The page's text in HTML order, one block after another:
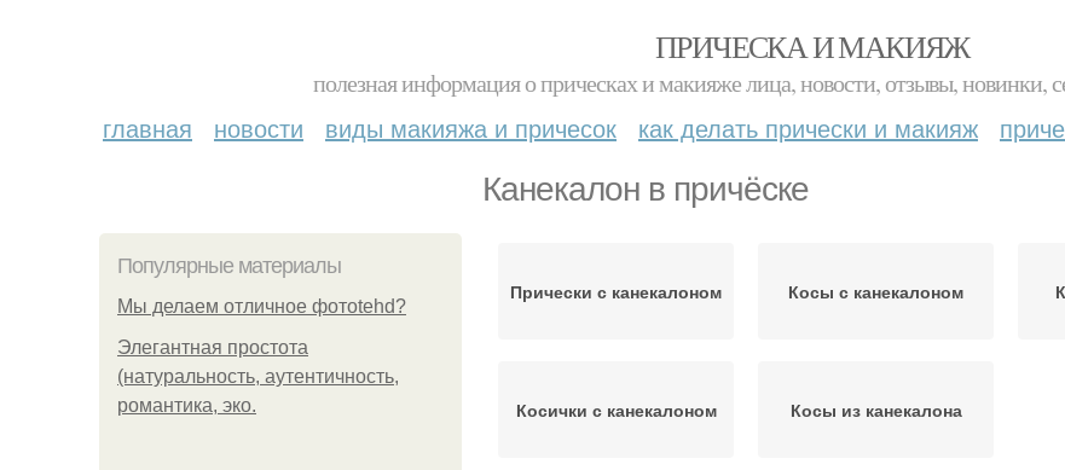
ПРИЧЕСКА И МАКИЯЖ
полезная информация о прическах и макияже лица, новости, отзывы, новинки,
главная новости виды макияжа и причесок как делать прически и макияж
Канекалон в причёске
Популярные материалы
Мы делаем отличное фотоtehd?
Элегантная простота
(натуральность, аутентичность,
романтика, эко.
Прически с канекалоном Косы с канекалоном
Косички с канекалоном Косы из канекалона